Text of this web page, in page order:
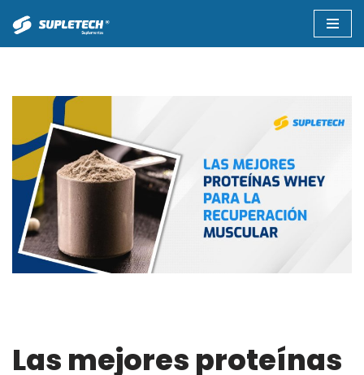
Saltar
Las mejores proteínas